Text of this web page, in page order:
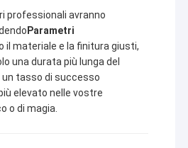
professionali avranno
Parametri
il materiale e la finitura giusti,
una durata più lunga del
tasso di successo
elevato nelle vostre
o di magia.